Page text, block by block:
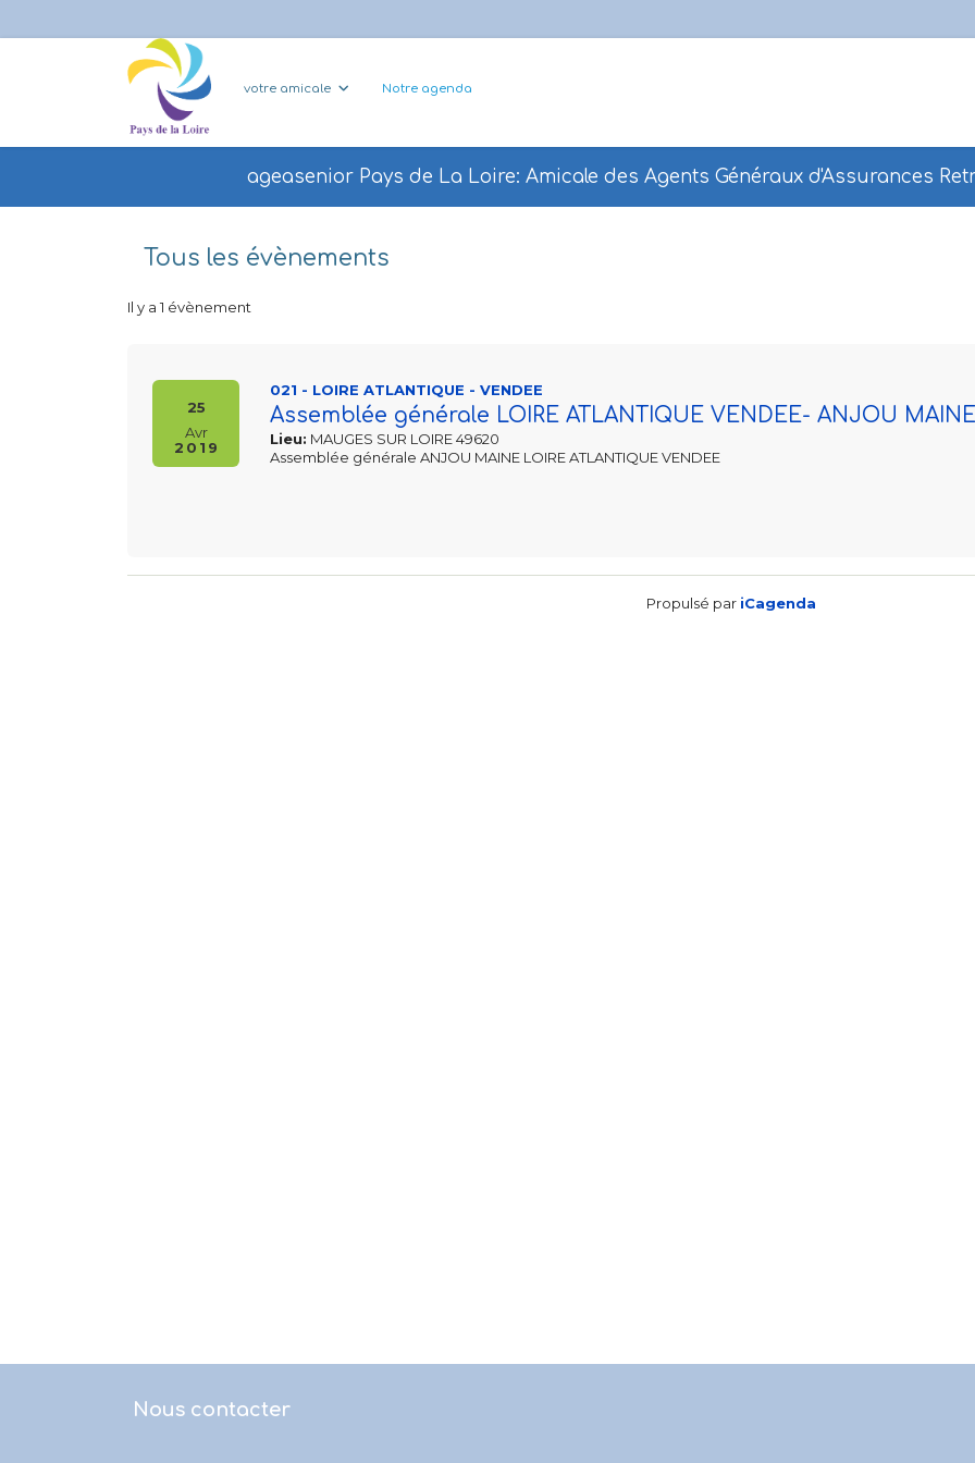
votre amicale Notre agenda
ageasenior Pays de La Loire: Amicale des Agents Généraux d'Assurances
Tous les évènements
Il y a 1 évènement
25
Avr
2019
021 - LOIRE ATLANTIQUE - VENDEE
Assemblée générale LOIRE ATLANTIQUE VENDEE- ANJOU MAINE
Lieu: MAUGES SUR LOIRE 49620
Assemblée générale ANJOU MAINE LOIRE ATLANTIQUE VENDEE
Propulsé par iCagenda
Nous contacter